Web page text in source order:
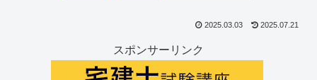
2025.03.03 2025.07.21
スポンサーリンク